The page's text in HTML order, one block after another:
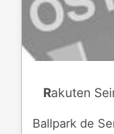
Rakuten
Ballpark de